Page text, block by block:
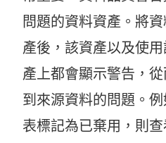
問題的資料資產。將
產後，該資產以及使
產上都會顯示警告，
到來源資料的問題。
表標記為已棄用，則